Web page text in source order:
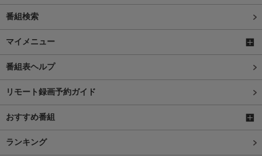
番組検索
マイメニュー
番組表ヘルプ
リモート録画予約ガイド
おすすめ番組
ランキング